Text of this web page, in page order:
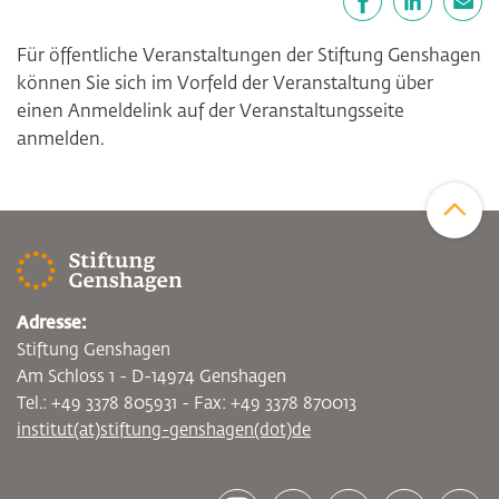
Für öffentliche Veranstaltungen der Stiftung Genshagen
können Sie sich im Vorfeld der Veranstaltung über
einen Anmeldelink auf der Veranstaltungsseite
anmelden.
Adresse:
Stiftung Genshagen
Am Schloss 1 - D-14974 Genshagen
Tel.: +49 3378 805931 - Fax: +49 3378 870013
institut(at)stiftung-genshagen(dot)de